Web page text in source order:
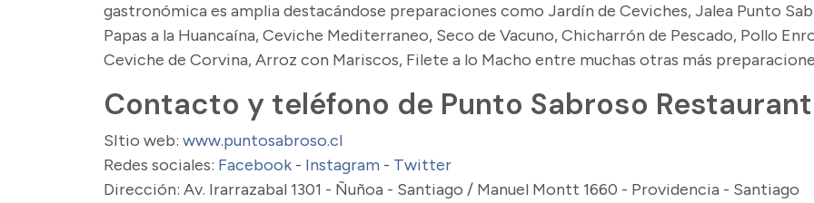
gastronómica es amplia destacándose preparaciones como Jardín de Ceviches, Jalea Punto
Papas a la Huancaína, Ceviche Mediterraneo, Seco de Vacuno, Chicharrón de Pescado, Pollo
Ceviche de Corvina, Arroz con Mariscos, Filete a lo Macho entre muchas otras más
Contacto y teléfono de Punto Sabroso Restaurant
SItio web: www.puntosabroso.cl
Redes sociales: Facebook - Instagram - Twitter
Dirección: Av. Irarrazabal 1301 - Ñuñoa - Santiago / Manuel Montt 1660 - Providencia - Santiago